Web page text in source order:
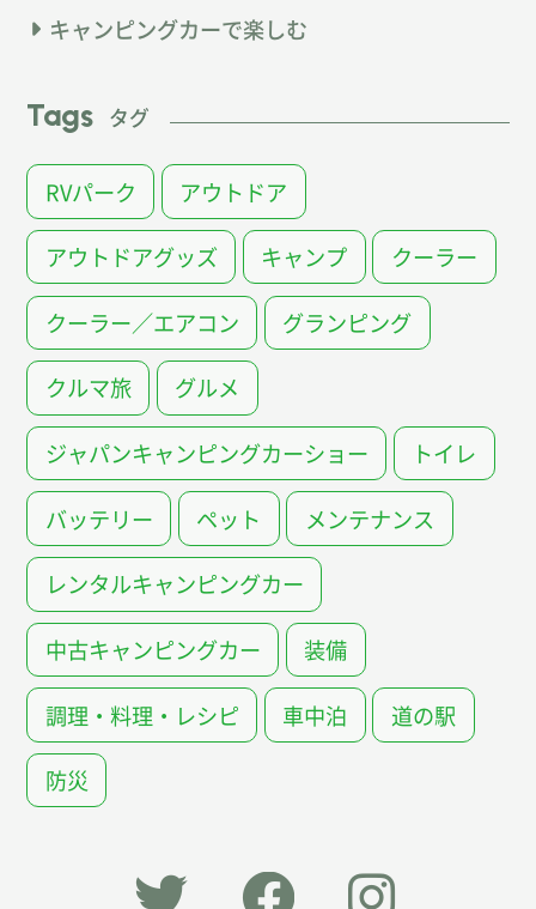
キャンピングカーで楽しむ
Tags タグ
RVパーク アウトドア
アウトドアグッズ キャンプ クーラー
クーラー／エアコン グランピング
クルマ旅 グルメ
ジャパンキャンピングカーショー トイレ
バッテリー ペット メンテナンス
レンタルキャンピングカー
中古キャンピングカー 装備
調理・料理・レシピ 車中泊 道の駅
防災